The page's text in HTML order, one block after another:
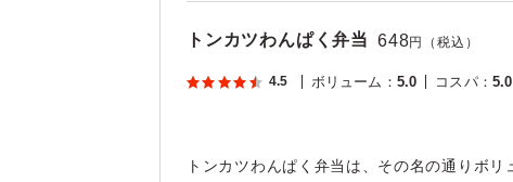
トンカツわんぱく弁当 648円（税込）
4.5 ボリューム ： 5.0 コスパ： 5.0
トンカツわんぱく弁当は、その名の通りボ